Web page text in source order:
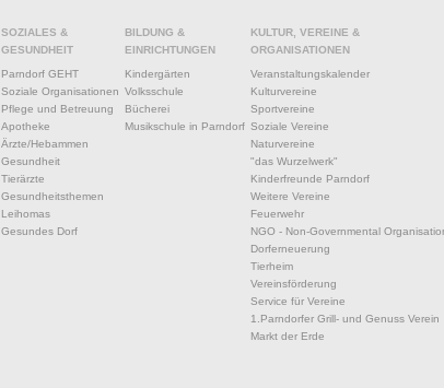
SOZIALES &
GESUNDHEIT
Parndorf GEHT
Soziale Organisationen
Pflege und Betreuung
Apotheke
Ärzte/Hebammen
Gesundheit
Tierärzte
Gesundheitsthemen
Leihomas
Gesundes Dorf
BILDUNG &
EINRICHTUNGEN
Kindergärten
Volksschule
Bücherei
Musikschule in Parndorf
KULTUR, VEREINE &
ORGANISATIONEN
Veranstaltungskalender
Kulturvereine
Sportvereine
Soziale Vereine
Naturvereine
"das Wurzelwerk"
Kinderfreunde Parndorf
Weitere Vereine
Feuerwehr
NGO - Non-Governmental
Dorferneuerung
Tierheim
Vereinsförderung
Service für Vereine
1.Parndorfer Grill- und Genuss Verein
Markt der Erde